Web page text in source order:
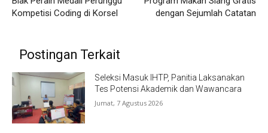
Kompetisi Coding di Korsel
dengan Sejumlah Catatan
Postingan Terkait
Seleksi Masuk IHTP, Panitia Laksanakan
Tes Potensi Akademik dan Wawancara
Jumat, 7 Agustus 2026